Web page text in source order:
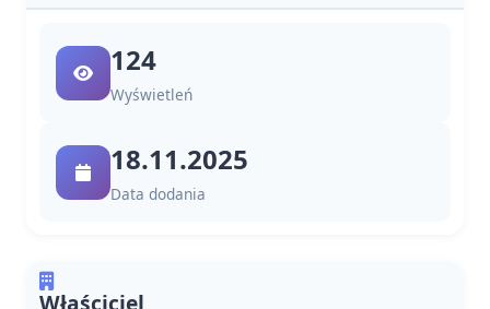
124
Wyświetleń
18.11.2025
Data dodania
Właściciel